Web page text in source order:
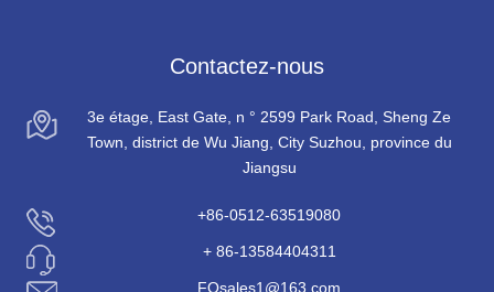
Contactez-nous
3e étage, East Gate, n ° 2599 Park Road, Sheng Ze
Town, district de Wu Jiang, City Suzhou, province du
Jiangsu
+86-0512-63519080
+ 86-13584404311
FQsales1@163.com